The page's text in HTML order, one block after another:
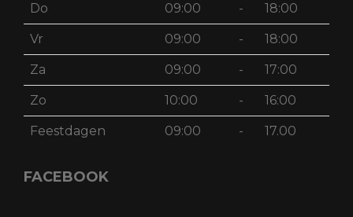
Do 09:00 - 18:00
Vr 09:00 - 18:00
Za 09:00 - 17:00
Zo 10:00 - 16:00
Feestdagen 09:00 - 17.00
FACEBOOK